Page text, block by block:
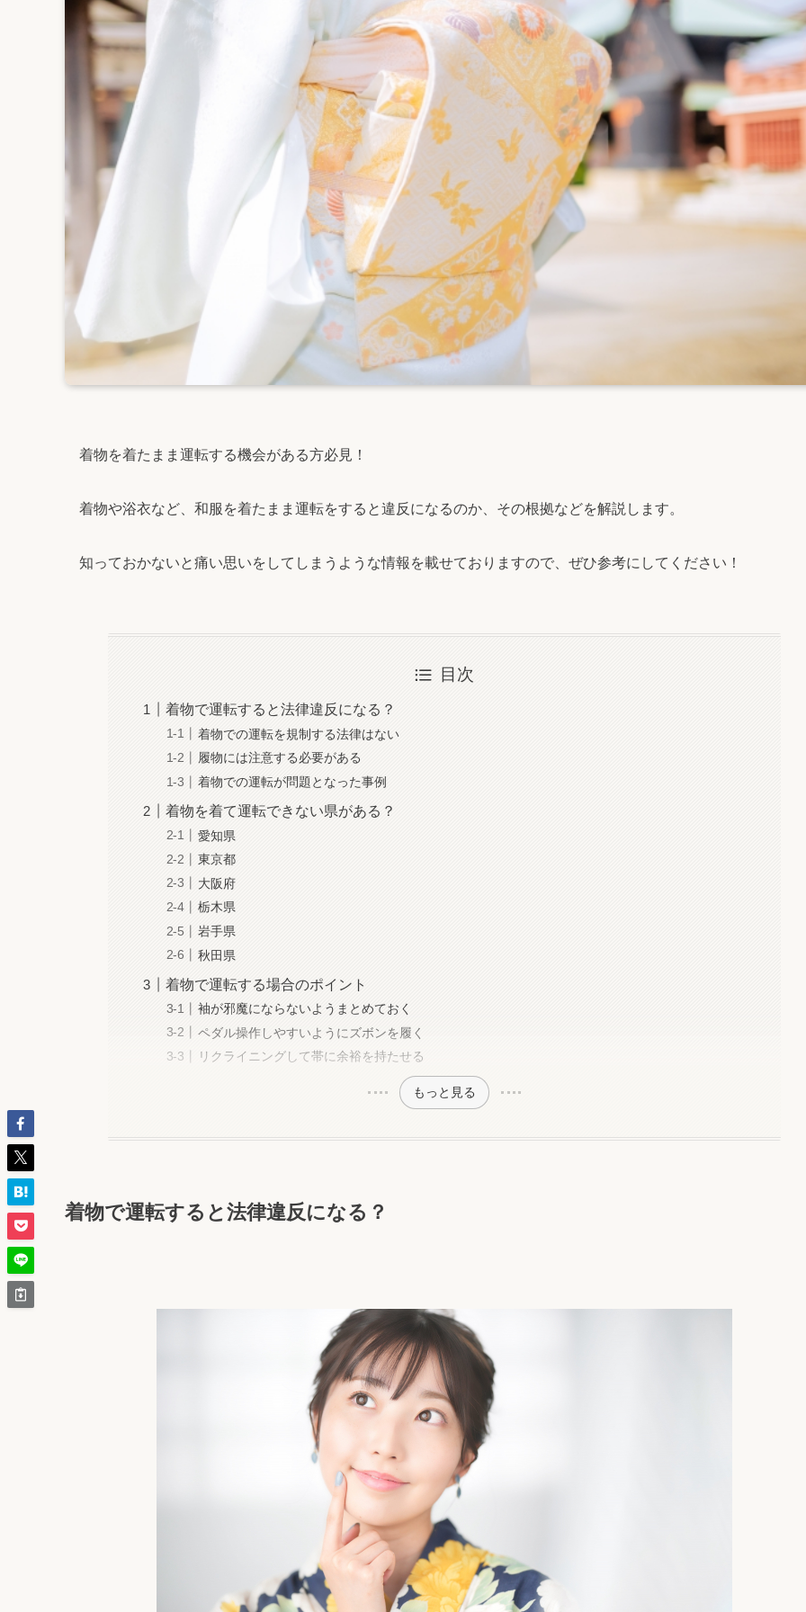
着物を着たまま運転する機会がある方必見！
着物や浴衣など、和服を着たまま運転をすると違反になるのか、その根拠などを解説します。
知っておかないと痛い思いをしてしまうような情報を載せておりますので、ぜひ参考にしてください！
目次
着物で運転すると法律違反になる？
着物での運転を規制する法律はない
履物には注意する必要がある
着物での運転が問題となった事例
着物を着て運転できない県がある？
愛知県
東京都
大阪府
栃木県
岩手県
秋田県
着物で運転する場合のポイント
袖が邪魔にならないようまとめておく
ペダル操作しやすいようにズボンを履く
リクライニングして帯に余裕を持たせる
もっと見る
着物で運転すると法律違反になる？